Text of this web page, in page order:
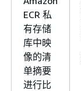
ECR 私
有存储
库中映
像的清
单摘要
进行比